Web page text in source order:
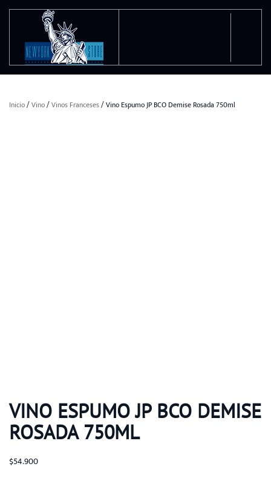
Ir al contenido principal
Inicio/Vino/Vinos Franceses/ Vino Espumo JP BCO Demise Rosada 750ml
VINO ESPUMO JP BCO DEMISE
ROSADA 750ML
$54.900